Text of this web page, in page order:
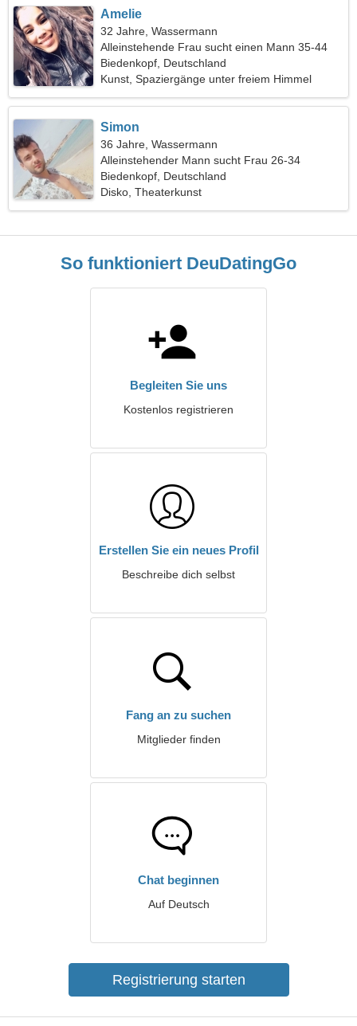
Amelie
32 Jahre, Wassermann
Alleinstehende Frau sucht einen Mann 35-44
Biedenkopf, Deutschland
Kunst, Spaziergänge unter freiem Himmel
Simon
36 Jahre, Wassermann
Alleinstehender Mann sucht Frau 26-34
Biedenkopf, Deutschland
Disko, Theaterkunst
So funktioniert DeuDatingGo
Begleiten Sie uns
Kostenlos registrieren
Erstellen Sie ein neues Profil
Beschreibe dich selbst
Fang an zu suchen
Mitglieder finden
Chat beginnen
Auf Deutsch
Registrierung starten